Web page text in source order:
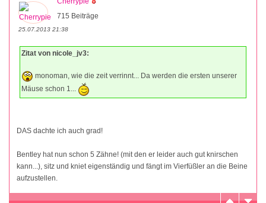
715 Beiträge
25.07.2013 21:38
Zitat von nicole_jv3:
monoman, wie die zeit verrinnt... Da werden die ersten unserer
Mäuse schon 1...
DAS dachte ich auch grad!
Bentley hat nun schon 5 Zähne! (mit den er leider auch gut knirschen
kann...), sitz und kniet eigenständig und fängt im Vierfüßler an die Beine
aufzustellen.